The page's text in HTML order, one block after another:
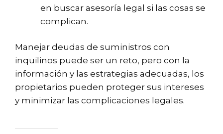
en buscar asesoría legal si las cosas se
complican.
Manejar deudas de suministros con
inquilinos puede ser un reto, pero con la
información y las estrategias adecuadas, los
propietarios pueden proteger sus intereses
y minimizar las complicaciones legales.